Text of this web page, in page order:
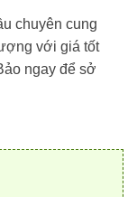
chuyên cung
với giá tốt
ngay để sở